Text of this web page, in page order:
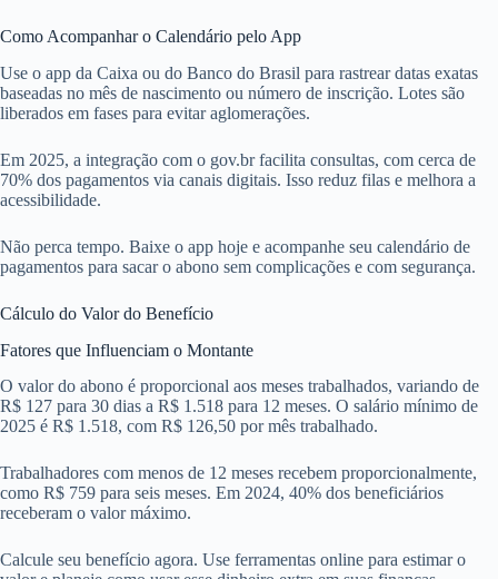
Como Acompanhar o Calendário pelo App
Use o app da Caixa ou do Banco do Brasil para rastrear datas exatas
baseadas no mês de nascimento ou número de inscrição. Lotes são
liberados em fases para evitar aglomerações.
Em 2025, a integração com o gov.br facilita consultas, com cerca de
70% dos pagamentos via canais digitais. Isso reduz filas e melhora a
acessibilidade.
Não perca tempo. Baixe o app hoje e acompanhe seu calendário de
pagamentos para sacar o abono sem complicações e com segurança.
Cálculo do Valor do Benefício
Fatores que Influenciam o Montante
O valor do abono é proporcional aos meses trabalhados, variando de
R$ 127 para 30 dias a R$ 1.518 para 12 meses. O salário mínimo de
2025 é R$ 1.518, com R$ 126,50 por mês trabalhado.
Trabalhadores com menos de 12 meses recebem proporcionalmente,
como R$ 759 para seis meses. Em 2024, 40% dos beneficiários
receberam o valor máximo.
Calcule seu benefício agora. Use ferramentas online para estimar o